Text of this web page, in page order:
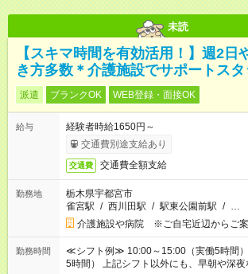
未読
【スキマ時間を有効活用！】週2日
き方多数＊介護施設でサポートスタ
派遣 ブランクOK WEB登録・面接OK
給与
経験者時給1650円～
交通費別途支給あり
交通費 交通費全額支給
勤務地
栃木県宇都宮市
雀宮駅 / 西川田駅 / 駅東公園前駅 / …
介護施設や病院 ※ご自宅近辺からご案
勤務時間
≪シフト例≫ 10:00～15:00（実働5時間
5時間） 上記シフト以外にも、早朝や深夜など希望の時間帯お聞